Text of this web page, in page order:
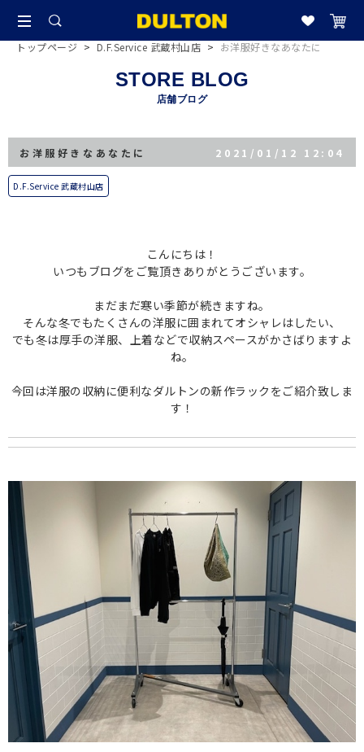
トップページ > D.F.Service 武蔵村山店 > お洋服好きなあなたに
STORE BLOG
店舗ブログ
お洋服好きなあなたに 2021/01/12 12:04
D.F.Service 武蔵村山店
こんにちは！
いつもブログをご覧頂きありがとうございます。
まだまだ寒い季節が続きますね。
そんな冬でもたくさんの洋服に囲まれてオシャレはしたい、
でも冬は厚手の洋服、上着などで収納スペースがかさばりますよ
ね。
今回は洋服の収納に便利なダルトンの新作ラックをご紹介致しま
す！